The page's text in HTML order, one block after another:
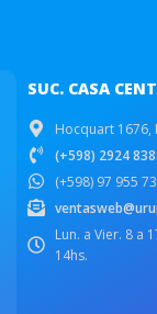
SUC. CASA
Hocquart 1676,
(+598) 2924
(+598) 97 955
Lun. a Vier. 8 a
14hs.